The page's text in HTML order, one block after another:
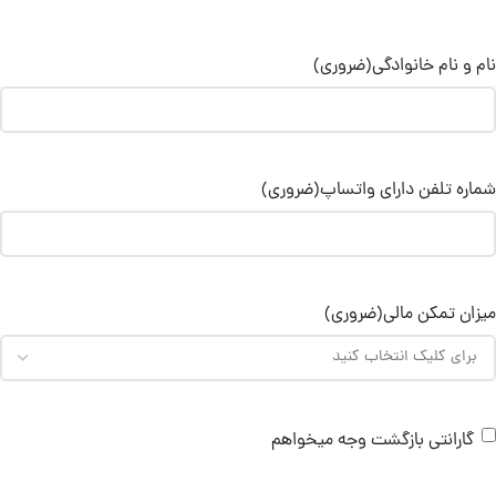
نام و نام خانوادگی(ضروری)
شماره تلفن دارای واتساپ(ضروری)
میزان تمکن مالی(ضروری)
گارانتی بازگشت وجه میخواهم